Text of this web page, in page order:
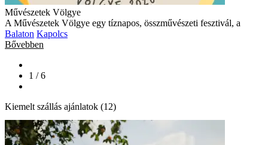
Művészetek Völgye
A Művészetek Völgye egy tíznapos, összművészeti fesztivál, a
Balaton Kapolcs
Bővebben
1 / 6
Kiemelt szállás ajánlatok (12)